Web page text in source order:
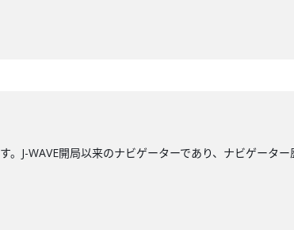
J-WAVE開局以来のナビゲーターであり、ナビゲータ